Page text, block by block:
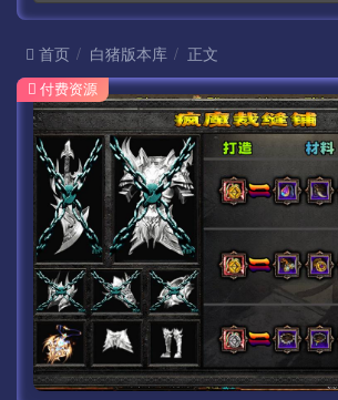
首页 白猪版本库 正文
付费资源